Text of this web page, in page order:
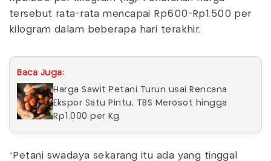
tersebut rata-rata mencapai Rp600-Rp1.500 per
kilogram dalam beberapa hari terakhir.
Baca Juga:
Harga Sawit Petani Turun usai Rencana
Ekspor Satu Pintu, TBS Merosot hingga
Rp1.000 per Kg
“Petani swadaya sekarang itu ada yang tinggal